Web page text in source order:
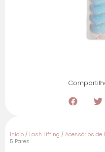
Início / Lash Lifting / Acessórios de
5 Pares